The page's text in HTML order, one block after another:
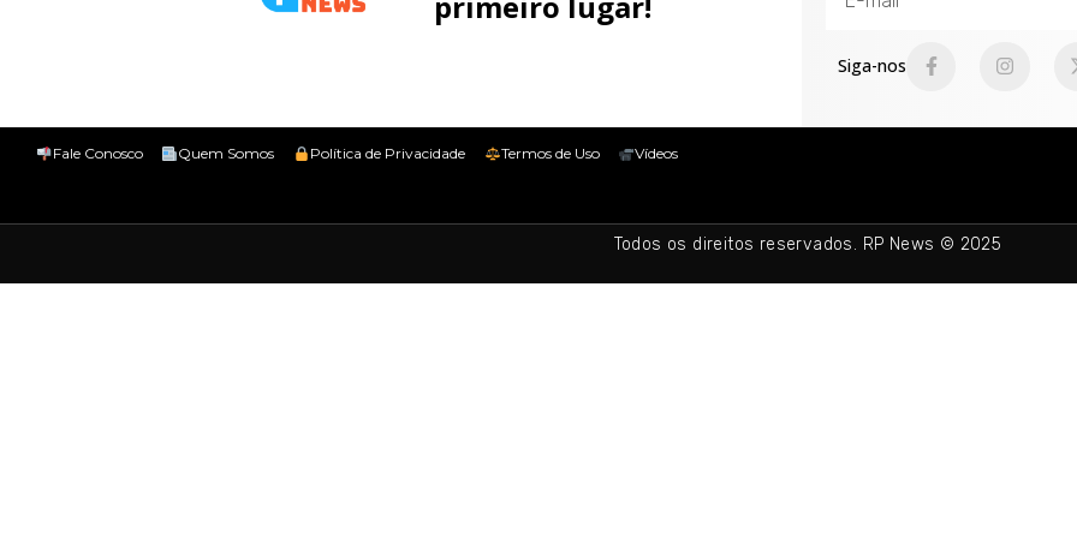
Siga-nos
Fale Conosco Quem Somos Política de Privacidade Termos de Uso Vídeos
Todos os direitos reservados. RP News © 2025